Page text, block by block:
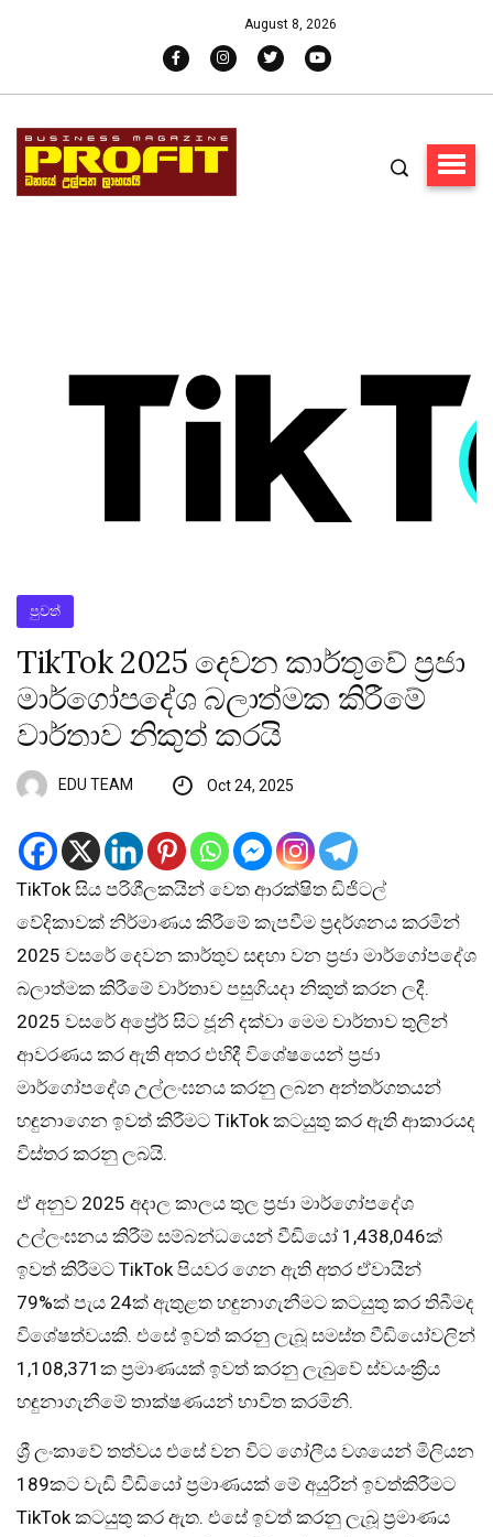
August 8, 2026
පුවත්
TikTok 2025 දෙවන කාර්තුවේ ප්‍රජා
මාර්ගෝපදේශ බලාත්මක කිරීමේ
වාර්තාව නිකුත් කරයි
EDU TEAM Oct 24, 2025
TikTok සිය පරිශීලකයින් වෙත ආරක්ෂිත ඩිජිටල්
වේදිකාවක් නිර්මාණය කිරීමේ කැපවීම ප්‍රදර්ශනය කරමින්
2025 වසරේ දෙවන කාර්තුව සඳහා වන ප්‍රජා මාර්ගෝපදේශ
බලාත්මක කිරීමේ වාර්තාව පසුගියදා නිකුත් කරන ලදී.
2025 වසරේ අප්‍රේර් සිට ජූනි දක්වා මෙම වාර්තාව තුලින්
ආවරණය කර ඇති අතර එහිදී විශේෂයෙන් ප්‍රජා
මාර්ගෝපදේශ උල්ලංඝනය කරනු ලබන අන්තර්ගතයන්
හඳුනාගෙන ඉවත් කිරීමට TikTok කටයුතු කර ඇති ආකාරයද
විස්තර කරනු ලබයි.
ඒ අනුව 2025 අදාල කාලය තුල ප්‍රජා මාර්ගෝපදේශ
උල්ලංඝනය කිරීම් සම්බන්ධයෙන් වීඩියෝ 1,438,046ක්
ඉවත් කිරීමට TikTok පියවර ගෙන ඇති අතර ඒවායින්
79%ක් පැය 24ක් ඇතුළත හඳුනාගැනීමට කටයුතු කර තිබීමද
විශේෂත්වයකි. එසේ ඉවත් කරනු ලැබූ සමස්ත වීඩියෝවලින්
1,108,371ක ප්‍රමාණයක් ඉවත් කරනු ලැබුවේ ස්වයංක්‍රීය
හඳුනාගැනීමේ තාක්ෂණයන් භාවිත කරමිනි.
ශ්‍රී ලංකාවේ තත්වය එසේ වන විට ගෝලීය වශයෙන් මිලියන
189කට වැඩි වීඩියෝ ප්‍රමාණයක් මේ අයුරින් ඉවත්කිරීමට
TikTok කටයුතු කර ඇත. එසේ ඉවත් කරනු ලැබූ ප්‍රමාණය